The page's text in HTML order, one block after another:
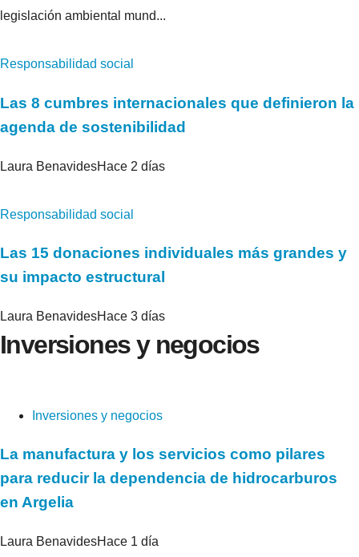
legislación ambiental mund...
Responsabilidad social
Las 8 cumbres internacionales que definieron la
agenda de sostenibilidad
Laura BenavidesHace 2 días
Responsabilidad social
Las 15 donaciones individuales más grandes y
su impacto estructural
Laura BenavidesHace 3 días
Inversiones y negocios
Inversiones y negocios
La manufactura y los servicios como pilares
para reducir la dependencia de hidrocarburos
en Argelia
Laura BenavidesHace 1 día